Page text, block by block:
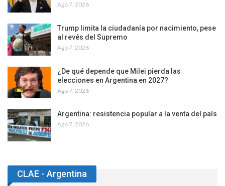
Ago 7, 2026
Trump limita la ciudadanía por nacimiento, pese
al revés del Supremo
Ago 7, 2026
¿De qué depende que Milei pierda las
elecciones en Argentina en 2027?
Ago 7, 2026
Argentina: resistencia popular a la venta del país
Ago 7, 2026
CLAE - Argentina